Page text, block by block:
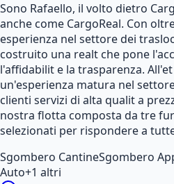
Sono Rafaello, il volto dietro
anche come CargoReal. Con
esperienza nel settore dei
costruito una realt che pone
l'affidabilit e la trasparenza.
un'esperienza matura nel
clienti servizi di alta qualit a
nostra flotta composta da tre
selezionati per rispondere a
Sgombero CantineSgombero
Auto+1 altri